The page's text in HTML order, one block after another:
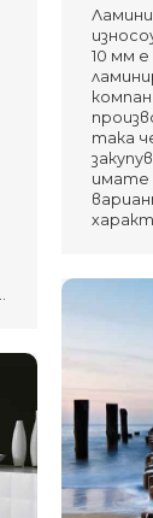
10 мм
така
имате